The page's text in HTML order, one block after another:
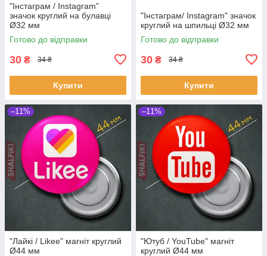
"Інстаграм / Instagram"
значок круглий на булавці
Ø32 мм
Готово до відправки
30 ₴ 34 ₴
Купити
"Інстаграм/ Instagram" значок
круглий на шпильці Ø32 мм
Готово до відправки
30 ₴ 34 ₴
Купити
–11%
"Лайкі / Likee" магніт круглий
Ø44 мм
–11%
"Ютуб / YouTube" магніт
круглий Ø44 мм